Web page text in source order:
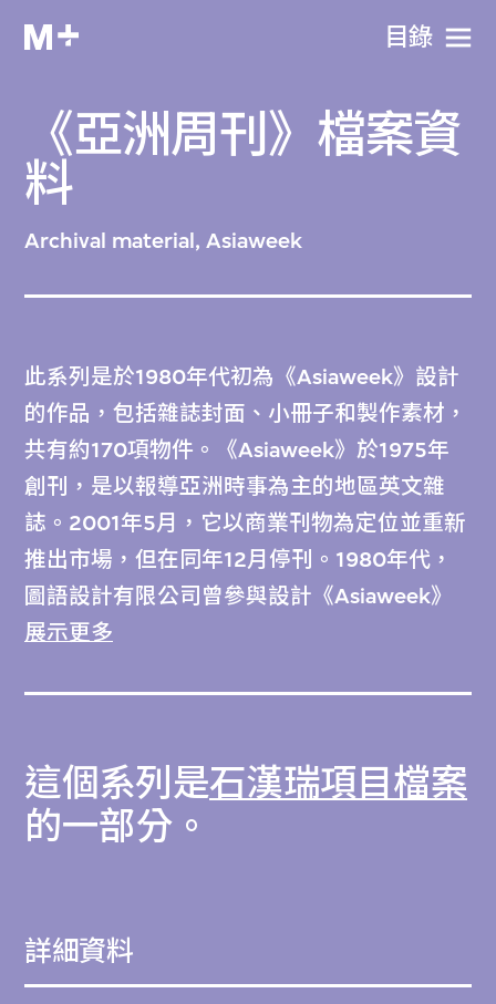
目​錄
《亞洲周刊》檔案資
料
Archival material, Asiaweek
此系列是於1980年代初為《Asiaweek》設計
的作品，包括雜誌封面、小冊子和製作素材，
共有約170項物件。《Asiaweek》於1975年
創刊，是以報導亞洲時事為主的地區英文雜
誌。2001年5月，它以商業刊物為定位並重新
推出市場，但在同年12月停刊。1980年代，
圖語設計有限公司曾參與設計《Asiaweek》
的刊頭及封面。
展示更多
這個系列是石漢瑞項目檔案
的一部分。
詳細資料